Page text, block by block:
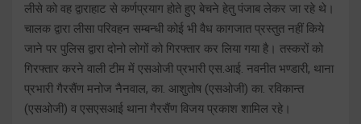
लीसे को वह द्वाराहाट से कर्णप्रयाग होते हुए बेचने हेतु पंजाब लेकर जा रहे थे।
चालक द्वारा लीसा परिवहन सम्बन्धी कोई भी वैध कागजात प्रस्तुत नहीं किये
जाने पर पुलिस द्वारा दोनो लोगों को गिरफ्तार कर लिया गया है। तस्करों को
गिरफ्तार करने वाली टीम में एसओजी प्रभारी एस.आई. नवनीत भण्डारी, थाना
प्रभारी गैरसैंण मनोज नैनवाल, का. आशुतोष (एसओजी) का. रविकान्त
(एसओजी) व एसएसआई थाना गैरसैंण विजय प्रकाश शामिल रहे।